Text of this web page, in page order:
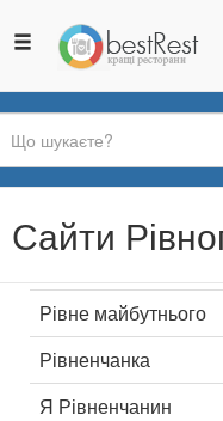
Ви
єСайти
Рівне майбутнього
Рівненчанка
Я Рівненчанин